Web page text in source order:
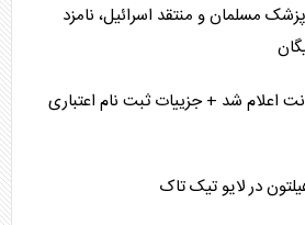
علیه متحدان ایران
حماس
امنیتی جدید است؟
در تثبیت معادلات
مسلمان و منتقد اسرائیل، نامزد
اعلام شد + جزییات ثبت نام اعتباری
در لایو تیک تاک